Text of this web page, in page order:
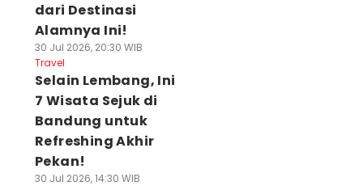
dari Destinasi
Alamnya Ini!
30 Jul 2026, 20:30 WIB
Travel
Selain Lembang, Ini
7 Wisata Sejuk di
Bandung untuk
Refreshing Akhir
Pekan!
30 Jul 2026, 14:30 WIB